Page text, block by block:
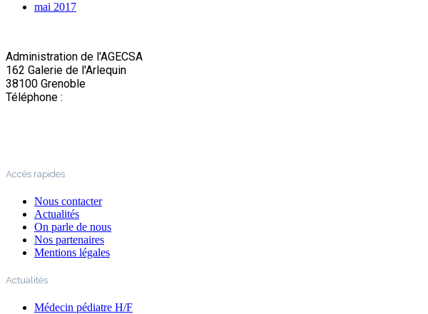
mai 2017
Administration de l'AGECSA
162 Galerie de l'Arlequin
38100 Grenoble
Téléphone :
Accès rapides
Nous contacter
Actualités
On parle de nous
Nos partenaires
Mentions légales
Actualités
Médecin pédiatre H/F